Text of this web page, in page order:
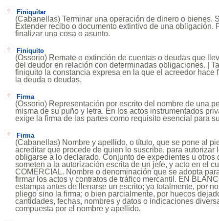
Finiquitar
(Cabanellas) Terminar una operación de dinero o bienes.
Extender recibo o documento extintivo de una obligación.
finalizar una cosa o asunto.
Finiquito
(Ossorio) Remate o extinción de cuentas o deudas que
del deudor en relación con determinadas obligaciones. |
finiquito la constancia expresa en la que el acreedor hace
la deuda o deudas.
Firma
(Ossorio) Representación por escrito del nombre de una
misma de su puño y letra. En los actos instrumentados
exige la firma de las partes como requisito esencial para
Firma
(Cabanellas) Nombre y apellido, o título, que se pone al
acreditar que procede de quien lo suscribe, para autorizar
obligarse a lo declarado. Conjunto de expedientes u otros
someten a la autorización escrita de un jefe, y acto en el
COMERCIAL. Nombre o denominación que se adopta
firmar los actos y contratos de tráfico mercantil. EN
estampa antes de llenarse un escrito; ya totalmente, por
pliego sino la firma; o bien parcialmente, por huecos
cantidades, fechas, nombres y datos o indicaciones
compuesta por el nombre y apellido.